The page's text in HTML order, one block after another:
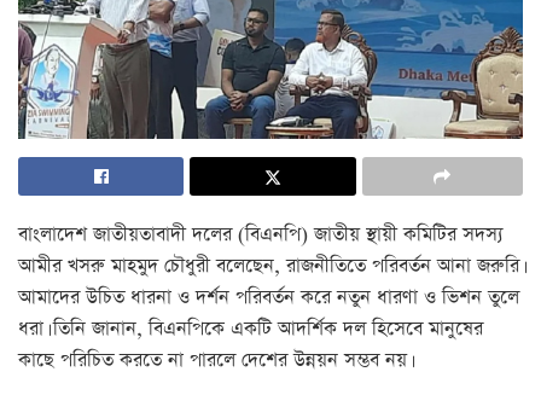
বাংলাদেশ জাতীয়তাবাদী দলের (বিএনপি) জাতীয় স্থায়ী কমিটির সদস্য
আমীর খসরু মাহমুদ চৌধুরী বলেছেন, রাজনীতিতে পরিবর্তন আনা জরুরি।
আমাদের উচিত ধারনা ও দর্শন পরিবর্তন করে নতুন ধারণা ও ভিশন তুলে
ধরা। তিনি জানান, বিএনপিকে একটি আদর্শিক দল হিসেবে মানুষের
কাছে পরিচিত করতে না পারলে দেশের উন্নয়ন সম্ভব নয়।